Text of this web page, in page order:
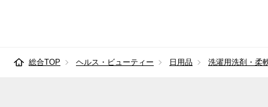
総合TOP ヘルス・ビューティー 日用品 洗濯用洗剤・柔